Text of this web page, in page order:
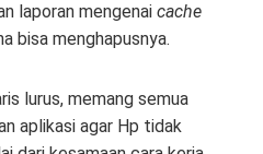
laporan mengenai cache
bisa menghapusnya.
lurus, memang semua
aplikasi agar Hp tidak